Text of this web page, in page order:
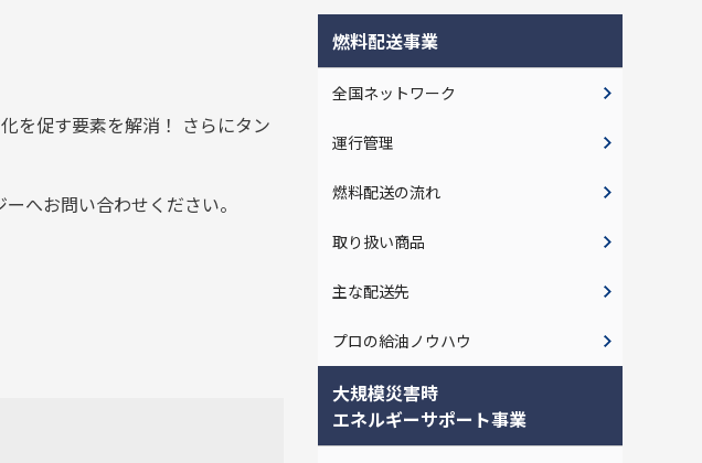
を促す要素を解消！ さらにタン
へお問い合わせください。
燃料配送事業
全国ネットワーク
運行管理
燃料配送の流れ
取り扱い商品
主な配送先
プロの給油ノウハウ
大規模災害時
エネルギーサポート事業